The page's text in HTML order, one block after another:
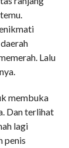
Lalu
membuka
Dan terlihat
lagi
penis